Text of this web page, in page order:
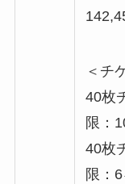
＜チ
40枚
限：
40枚
限：6